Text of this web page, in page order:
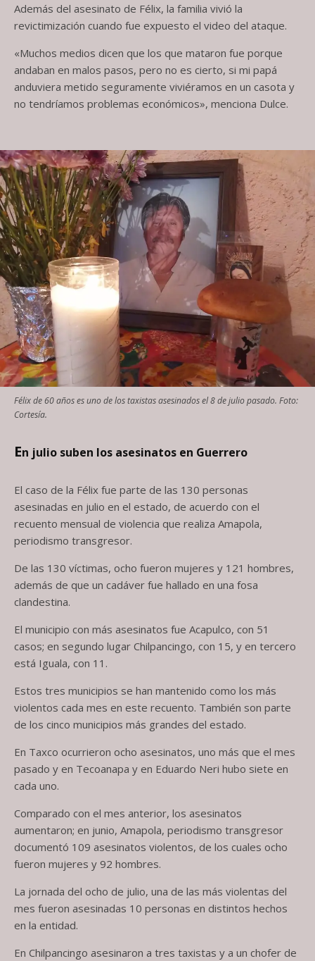
Además del asesinato de Félix, la familia vivió la
revictimización cuando fue expuesto el video del ataque.
«Muchos medios dicen que los que mataron fue porque
andaban en malos pasos, pero no es cierto, si mi papá
anduviera metido seguramente viviéramos en un casota y
no tendríamos problemas económicos», menciona Dulce.
Félix de 60 años es uno de los taxistas asesinados el 8 de julio pasado. Foto:
Cortesía.
En julio suben los asesinatos en Guerrero
El caso de la Félix fue parte de las 130 personas
asesinadas en julio en el estado, de acuerdo con el
recuento mensual de violencia que realiza Amapola,
periodismo transgresor.
De las 130 víctimas, ocho fueron mujeres y 121 hombres,
además de que un cadáver fue hallado en una fosa
clandestina.
El municipio con más asesinatos fue Acapulco, con 51
casos; en segundo lugar Chilpancingo, con 15, y en tercero
está Iguala, con 11.
Estos tres municipios se han mantenido como los más
violentos cada mes en este recuento. También son parte
de los cinco municipios más grandes del estado.
En Taxco ocurrieron ocho asesinatos, uno más que el mes
pasado y en Tecoanapa y en Eduardo Neri hubo siete en
cada uno.
Comparado con el mes anterior, los asesinatos
aumentaron; en junio, Amapola, periodismo transgresor
documentó 109 asesinatos violentos, de los cuales ocho
fueron mujeres y 92 hombres.
La jornada del ocho de julio, una de las más violentas del
mes fueron asesinadas 10 personas en distintos hechos
en la entidad.
En Chilpancingo asesinaron a tres taxistas y a un chofer de